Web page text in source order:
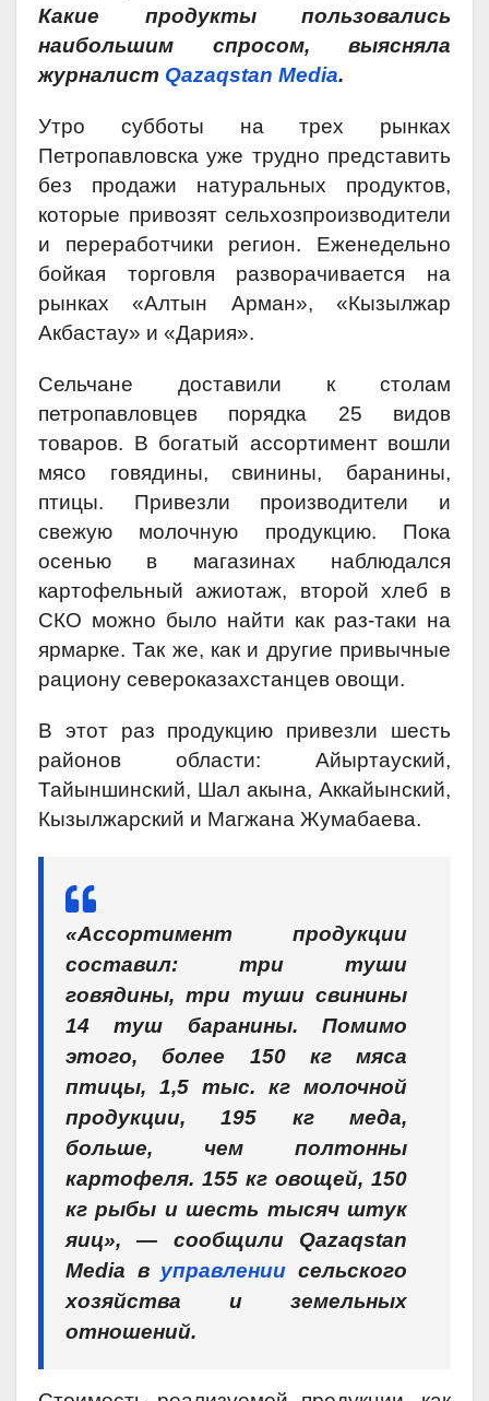
Какие продукты пользовались
наибольшим спросом, выясняла
журналист Qazaqstan Media.
Утро субботы на трех рынках
Петропавловска уже трудно представить
без продажи натуральных продуктов,
которые привозят сельхозпроизводители
и переработчики регион. Еженедельно
бойкая торговля разворачивается на
рынках «Алтын Арман», «Кызылжар
Акбастау» и «Дария».
Сельчане доставили к столам
петропавловцев порядка 25 видов
товаров. В богатый ассортимент вошли
мясо говядины, свинины, баранины,
птицы. Привезли производители и
свежую молочную продукцию. Пока
осенью в магазинах наблюдался
картофельный ажиотаж, второй хлеб в
СКО можно было найти как раз-таки на
ярмарке. Так же, как и другие привычные
рациону североказахстанцев овощи.
В этот раз продукцию привезли шесть
районов области: Айыртауский,
Тайыншинский, Шал акына, Аккайынский,
Кызылжарский и Магжана Жумабаева.
«Ассортимент продукции
составил: три туши
говядины, три туши свинины
14 туш баранины. Помимо
этого, более 150 кг мяса
птицы, 1,5 тыс. кг молочной
продукции, 195 кг меда,
больше, чем полтонны
картофеля. 155 кг овощей, 150
кг рыбы и шесть тысяч штук
яиц», — сообщили Qazaqstan
Media вуправлении сельского
хозяйства и земельных
отношений.